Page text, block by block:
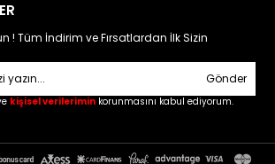
! Tüm İndirim ve Fırsatlardan İlk Sizin
Gönder
kişisel verilerimin korunmasını kabul ediyorum.